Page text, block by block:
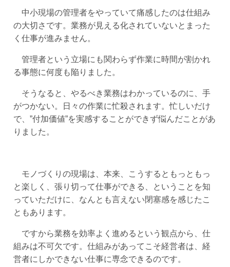
中小現場の管理者をやっていて痛感したのは仕組み
の大切さです。業務が見える化されていないとまった
く仕事が進みません。
管理者という立場にも関わらず作業に時間が割かれ
る事態に何度も陥りました。
そうなると、やるべき業務はわかっているのに、手
がつかない。日々の作業に忙殺されます。忙しいだけ
で、”付加価値”を実感することができず悩んだことがあ
りました。
モノづくりの現場は、本来、こうするともっともっ
と楽しく、張り切って仕事ができる、ということを知
っていただけに、なんとも言えない閉塞感を感じたこ
ともあります。
ですから業務を効率よく進めるという観点から、仕
組みは不可欠です。仕組みがあってこそ経営者は、経
営者にしかできない仕事に専念できるのです。